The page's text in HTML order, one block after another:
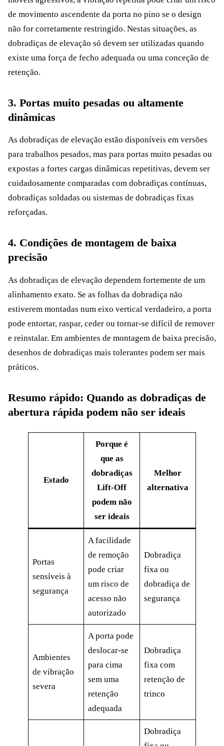
de movimento ascendente da porta no pino se o design
não for corretamente restringido. Nestas situações, as
dobradiças de elevação só devem ser utilizadas quando
existe uma força de fecho adequada ou uma conceção de
retenção.
3. Portas muito pesadas ou altamente
dinâmicas
As dobradiças de elevação estão disponíveis em versões
para trabalhos pesados, mas para portas muito pesadas ou
expostas a fortes cargas dinâmicas repetitivas, devem ser
cuidadosamente comparadas com dobradiças contínuas,
dobradiças soldadas ou sistemas de dobradiças fixas
reforçadas.
4. Condições de montagem de baixa
precisão
As dobradiças de elevação dependem fortemente de um
alinhamento exato. Se as folhas da dobradiça não
estiverem montadas num eixo vertical verdadeiro, a porta
pode entortar, raspar, ceder ou tornar-se difícil de remover
e reinstalar. Em ambientes de montagem de baixa precisão,
desenhos de dobradiças mais tolerantes podem ser mais
práticos.
Resumo rápido: Quando as dobradiças de
abertura rápida podem não ser ideais
Estado
Porque é
que as
dobradiças
Lift-Off
podem não
ser ideais
Melhor
alternativa
Portas
sensíveis à
segurança
A facilidade
de remoção
pode criar
um risco de
acesso não
autorizado
Dobradiça
fixa ou
dobradiça de
segurança
Ambientes
de vibração
severa
A porta pode
deslocar-se
para cima
sem uma
retenção
adequada
Dobradiça
fixa com
retenção de
trinco
Dobradiça